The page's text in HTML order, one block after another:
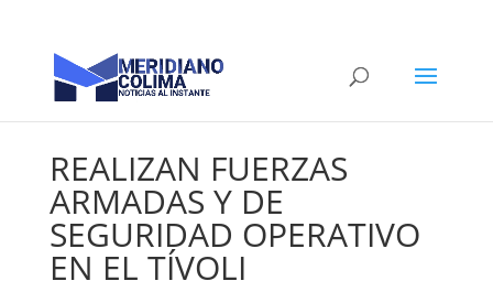
REALIZAN FUERZAS
ARMADAS Y DE
SEGURIDAD OPERATIVO
EN EL TÍVOLI